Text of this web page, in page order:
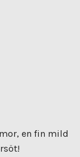
en fin mild